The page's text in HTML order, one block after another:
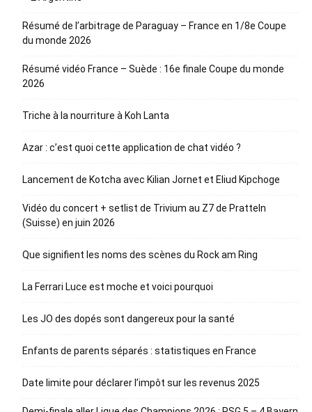
Résumé de l’arbitrage de Paraguay – France en 1/8e Coupe
du monde 2026
Résumé vidéo France – Suède : 16e finale Coupe du monde
2026
Triche à la nourriture à Koh Lanta
Azar : c’est quoi cette application de chat vidéo ?
Lancement de Kotcha avec Kilian Jornet et Eliud Kipchoge
Vidéo du concert + setlist de Trivium au Z7 de Pratteln
(Suisse) en juin 2026
Que signifient les noms des scènes du Rock am Ring
La Ferrari Luce est moche et voici pourquoi
Les JO des dopés sont dangereux pour la santé
Enfants de parents séparés : statistiques en France
Date limite pour déclarer l’impôt sur les revenus 2025